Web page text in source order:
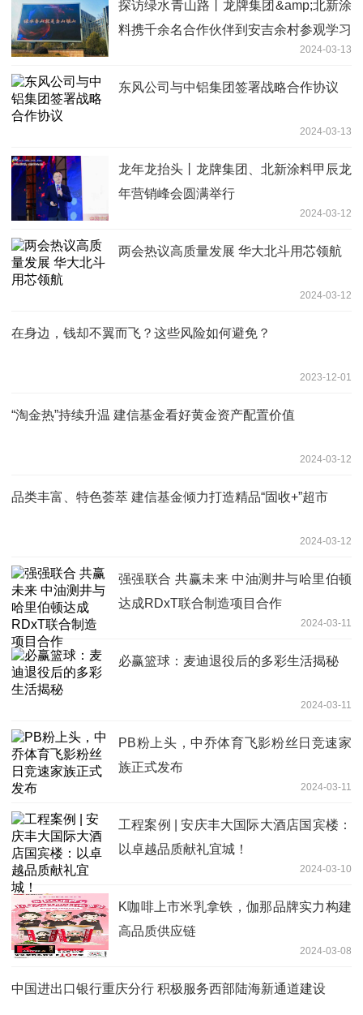
探访绿水青山路丨龙牌集团&amp;北新涂
料携千余名合作伙伴到安吉余村参观学习
2024-03-13
东风公司与中铝集团签署战略合作协议
2024-03-13
龙年龙抬头丨龙牌集团、北新涂料甲辰龙
年营销峰会圆满举行
2024-03-12
两会热议高质量发展 华大北斗用芯领航
2024-03-12
在身边，钱却不翼而飞？这些风险如何避免？
2023-12-01
“淘金热”持续升温 建信基金看好黄金资产配置价值
2024-03-12
品类丰富、特色荟萃 建信基金倾力打造精品“固收+”超市
2024-03-12
强强联合 共赢未来 中油测井与哈里伯顿
达成RDxT联合制造项目合作
2024-03-11
必赢篮球：麦迪退役后的多彩生活揭秘
2024-03-11
PB粉上头，中乔体育飞影粉丝日竞速家
族正式发布
2024-03-11
工程案例 | 安庆丰大国际大酒店国宾楼：
以卓越品质献礼宜城！
2024-03-10
K咖啡上市米乳拿铁，伽那品牌实力构建
高品质供应链
2024-03-08
中国进出口银行重庆分行 积极服务西部陆海新通道建设